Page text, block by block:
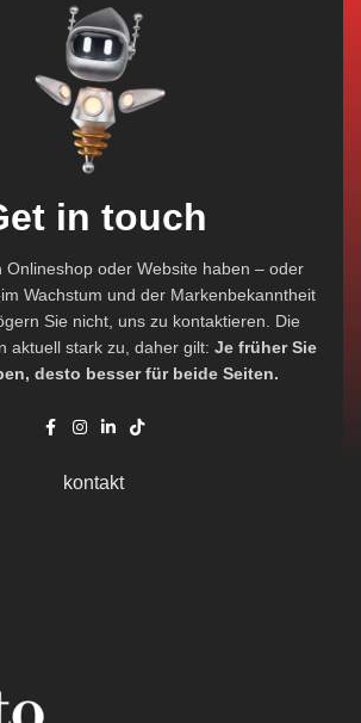
in touch
Onlineshop oder Website haben – oder
Wachstum und der Markenbekanntheit
Sie nicht, uns zu kontaktieren. Die
aktuell stark zu, daher gilt: Je früher Sie
desto besser für beide Seiten.
kontakt